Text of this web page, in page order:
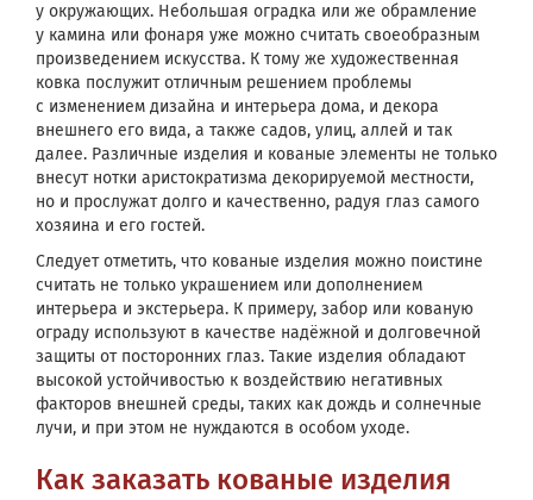
у окружающих. Небольшая оградка или же обрамление
у камина или фонаря уже можно считать своеобразным
произведением искусства. К тому же художественная
ковка послужит отличным решением проблемы
с изменением дизайна и интерьера дома, и декора
внешнего его вида, а также садов, улиц, аллей и так
далее. Различные изделия и кованые элементы не только
внесут нотки аристократизма декорируемой местности,
но и прослужат долго и качественно, радуя глаз самого
хозяина и его гостей.
Следует отметить, что кованые изделия можно поистине
считать не только украшением или дополнением
интерьера и экстерьера. К примеру, забор или кованую
ограду используют в качестве надёжной и долговечной
защиты от посторонних глаз. Такие изделия обладают
высокой устойчивостью к воздействию негативных
факторов внешней среды, таких как дождь и солнечные
лучи, и при этом не нуждаются в особом уходе.
Как заказать кованые изделия